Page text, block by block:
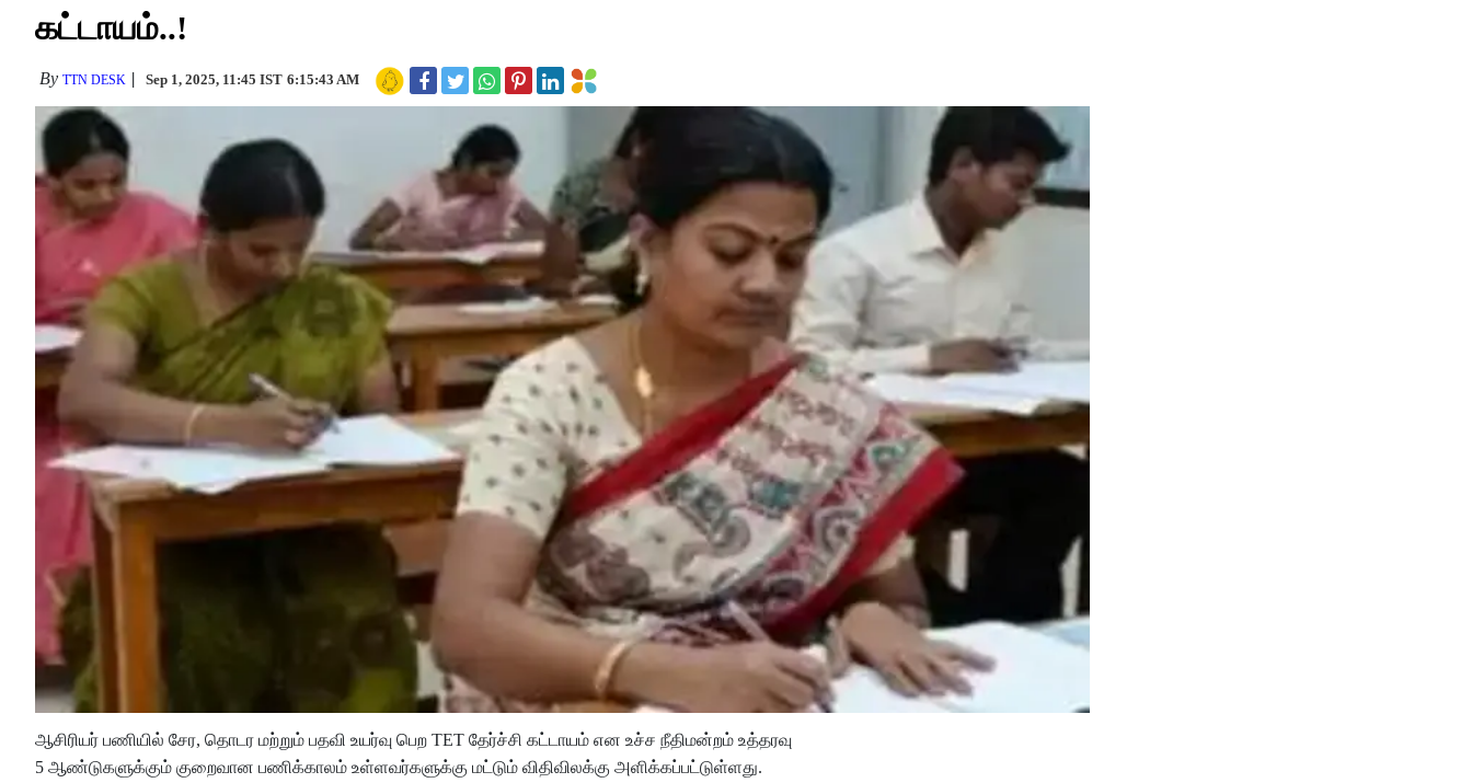
கட்டாயம்..!
By TTN DESK Sep 1, 2025, 11:45 IST 6:15:43 AM
ஆசிரியர் பணியில் சேர, தொடர மற்றும் பதவி உயர்வு பெற TET தேர்ச்சி கட்டாயம் என உச்ச நீதிமன்றம் உத்தரவு
5 ஆண்டுகளுக்கும் குறைவான பணிக்காலம் உள்ளவர்களுக்கு மட்டும் விதிவிலக்கு அளிக்கப்பட்டுள்ளது.